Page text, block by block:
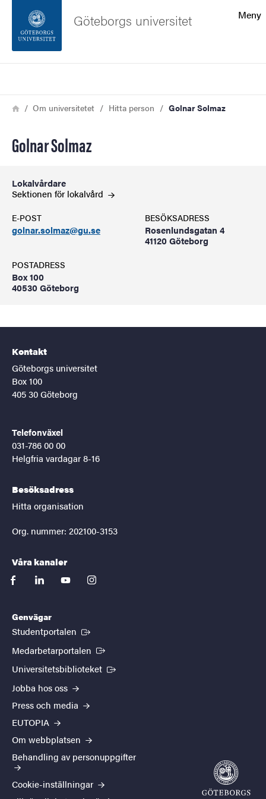
Sidfoten
Meny
Göteborgs universitet
Länkstig
HemOm universitetet Hitta person Golnar Solmaz
Golnar Solmaz
Lokalvårdare
Sektionen för lokalvård
E-POST
golnar.solmaz@gu.se
BESÖKSADRESS
Rosenlundsgatan 4
41120 Göteborg
POSTADRESS
Box 100
40530 Göteborg
Kontakt
Göteborgs universitet
Box 100
405 30 Göteborg
Telefonväxel
031-786 00 00
Helgfria vardagar 8-16
Besöksadress
Hitta organisation
Org. nummer: 202100-3153
Våra kanaler
facebooklinkedinyoutubeinstagram
Genvägar
Studentportalen (Extern länk)
Medarbetarportalen (Extern länk)
Universitetsbiblioteket (Extern länk)
Jobba hos oss
Press och media
EUTOPIA
Om webbplatsen
Behandling av personuppgifter
Cookie-inställningar